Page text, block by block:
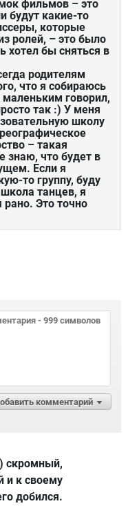
фильмов – это
будут какие-то
которые
ролей, – это было
хотел бы сняться в
родителям
что я собираюсь
говорил,
так :) У меня
школу
– такая
знаю, что будет в
Если я
то группу, буду
танцев, я
Это точно
комментарий
скромный,
и к своему
добился.